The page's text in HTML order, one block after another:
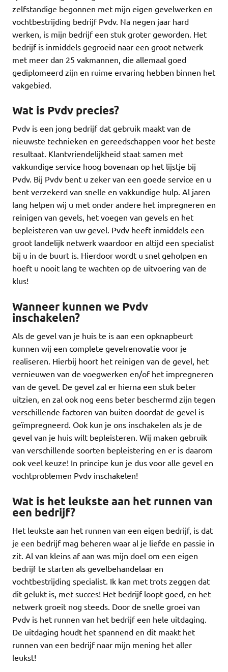
zelfstandige begonnen met mijn eigen gevelwerken en
vochtbestrijding bedrijf Pvdv. Na negen jaar hard
werken, is mijn bedrijf een stuk groter geworden. Het
bedrijf is inmiddels gegroeid naar een groot netwerk
met meer dan 25 vakmannen, die allemaal goed
gediplomeerd zijn en ruime ervaring hebben binnen het
vakgebied.
Wat is Pvdv precies?
Pvdv is een jong bedrijf dat gebruik maakt van de
nieuwste technieken en gereedschappen voor het beste
resultaat. Klantvriendelijkheid staat samen met
vakkundige service hoog bovenaan op het lijstje bij
Pvdv. Bij Pvdv bent u zeker van een goede service en u
bent verzekerd van snelle en vakkundige hulp. Al jaren
lang helpen wij u met onder andere het impregneren en
reinigen van gevels, het voegen van gevels en het
bepleisteren van uw gevel. Pvdv heeft inmiddels een
groot landelijk netwerk waardoor en altijd een specialist
bij u in de buurt is. Hierdoor wordt u snel geholpen en
hoeft u nooit lang te wachten op de uitvoering van de
klus!
Wanneer kunnen we Pvdv
inschakelen?
Als de gevel van je huis te is aan een opknapbeurt
kunnen wij een complete gevelrenovatie voor je
realiseren. Hierbij hoort het reinigen van de gevel, het
vernieuwen van de voegwerken en/of het impregneren
van de gevel. De gevel zal er hierna een stuk beter
uitzien, en zal ook nog eens beter beschermd zijn tegen
verschillende factoren van buiten doordat de gevel is
geïmpregneerd. Ook kun je ons inschakelen als je de
gevel van je huis wilt bepleisteren. Wij maken gebruik
van verschillende soorten bepleistering en er is daarom
ook veel keuze! In principe kun je dus voor alle gevel en
vochtproblemen Pvdv inschakelen!
Wat is het leukste aan het runnen van
een bedrijf?
Het leukste aan het runnen van een eigen bedrijf, is dat
je een bedrijf mag beheren waar al je liefde en passie in
zit. Al van kleins af aan was mijn doel om een eigen
bedrijf te starten als gevelbehandelaar en
vochtbestrijding specialist. Ik kan met trots zeggen dat
dit gelukt is, met succes! Het bedrijf loopt goed, en het
netwerk groeit nog steeds. Door de snelle groei van
Pvdv is het runnen van het bedrijf een hele uitdaging.
De uitdaging houdt het spannend en dit maakt het
runnen van een bedrijf naar mijn mening het aller
leukst!